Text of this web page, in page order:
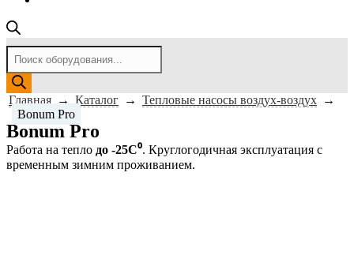
Поиск
товаров
Главная → Каталог → Тепловые насосы воздух-воздух →
Bonum Pro
Bonum Pro
Работа на тепло до -25С⁰. Круглогодичная эксплуатация с
временным зимним проживанием.